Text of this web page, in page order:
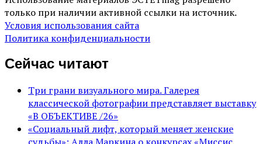
только при наличии активной ссылки на источник.
Условия использования сайта
Политика конфиденциальности
Сейчас читают
Три грани визуального мира. Галерея
классической фотографии представляет выставку
«В ОБЪЕКТИВЕ /26»
«Социальный лифт, который меняет женские